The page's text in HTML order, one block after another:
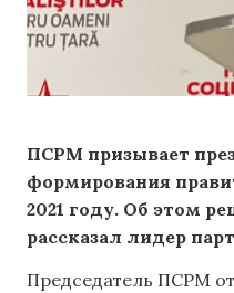
ПСРМ призывает
формирования
2021 году. Об этом
рассказал лидер
Председатель ПСРМ